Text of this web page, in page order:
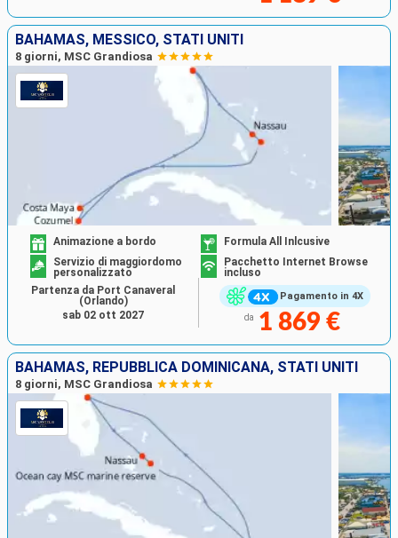
BAHAMAS, MESSICO, STATI UNITI
8 giorni, MSC Grandiosa
Pagamento in 4X
Animazione a bordo
Formula All Inlcusive
Servizio di maggiordomo
personalizzato
Pacchetto Internet Browse
incluso
da 1 869 €
Partenza da Port Canaveral
(Orlando)
sab 02 ott 2027
BAHAMAS, REPUBBLICA DOMINICANA, STATI UNITI
8 giorni, MSC Grandiosa